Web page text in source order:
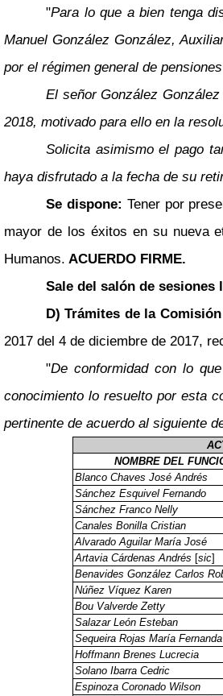
"Para lo que a bien tenga
Manuel González González,
por el régimen general de
El señor González
2018, motivado para ello en la
Solicita asimismo el pago
haya disfrutado a la fecha de su
Se dispone: Tener por
mayor de los éxitos en su nueva
Humanos. ACUERDO FIRME.
Sale del salón de sesiones
D) Trámites de la
2017 del 4 de diciembre de 2017,
"De conformidad con lo
conocimiento lo resuelto por esta
pertinente de acuerdo al siguiente
NOMBRE DEL
Blanco Chaves José Andrés
Sánchez Esquivel Fernando
Sánchez Franco Nelly
Canales Bonilla Cristian
Alvarado Aguilar María José
Artavia Cárdenas Andrés [sic]
Benavides González Carlos
Núñez Víquez Karen
Bou Valverde Zetty
Salazar León Esteban
Sequeira Rojas María Fernanda
Hoffmann Brenes Lucrecia
Solano Ibarra Cedric
Espinoza Coronado Wilson